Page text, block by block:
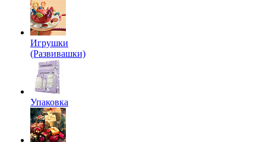
Игрушки
(Развивашки)
Упаковка